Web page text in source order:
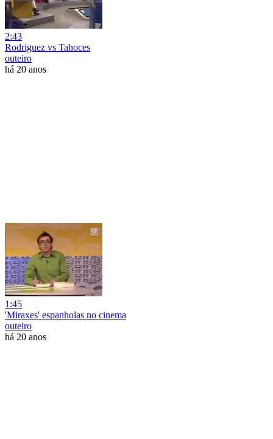
2:43
Rodriguez vs Tahoces
outeiro
há 20 anos
1:45
'Miraxes' espanholas no cinema
outeiro
há 20 anos